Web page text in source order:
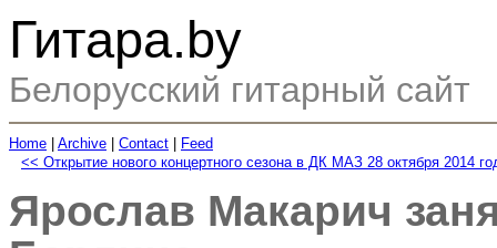
Гитара.by
Белорусский гитарный сайт
Home Archive Contact
Feed
<< Открытие нового концертного сезона в ДК МАЗ 28 октября 2014
Ярослав Макарич